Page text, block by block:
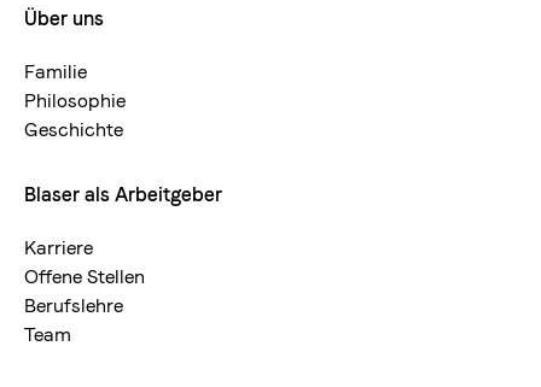
Footermenue-
neu
Über uns
Familie
Philosophie
Geschichte
Blaser als Arbeitgeber
Karriere
Offene Stellen
Berufslehre
Team